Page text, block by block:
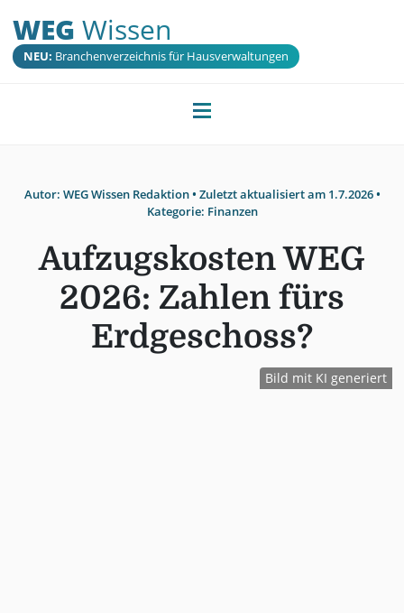
WEG Wissen
NEU: Branchenverzeichnis für Hausverwaltungen
Autor: WEG Wissen Redaktion• Zuletzt aktualisiert am 1.7.2026•
Kategorie: Finanzen
Aufzugskosten WEG
2026: Zahlen fürs
Erdgeschoss?
Bild mit KI generiert